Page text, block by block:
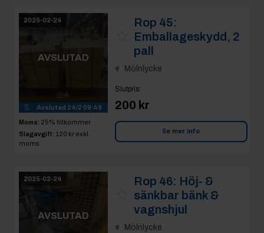
2025-02-24
AVSLUTAD
4
Avslutad 24/2 09:49
Moms: 25% tillkommer
Slagavgift: 120 kr exkl.
moms
Rop 45:
Emballageskydd, 2
pall
Mölnlycke
Slutpris:
200 kr
Se mer info
2025-02-24
AVSLUTAD
Rop 46: Höj- &
sänkbar bänk &
vagnshjul
Mölnlycke